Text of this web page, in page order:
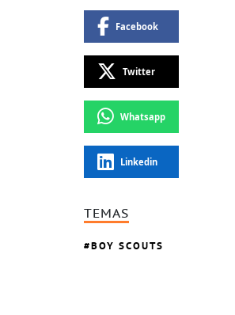
Facebook
Twitter
Whatsapp
Linkedin
TEMAS
BOY SCOUTS